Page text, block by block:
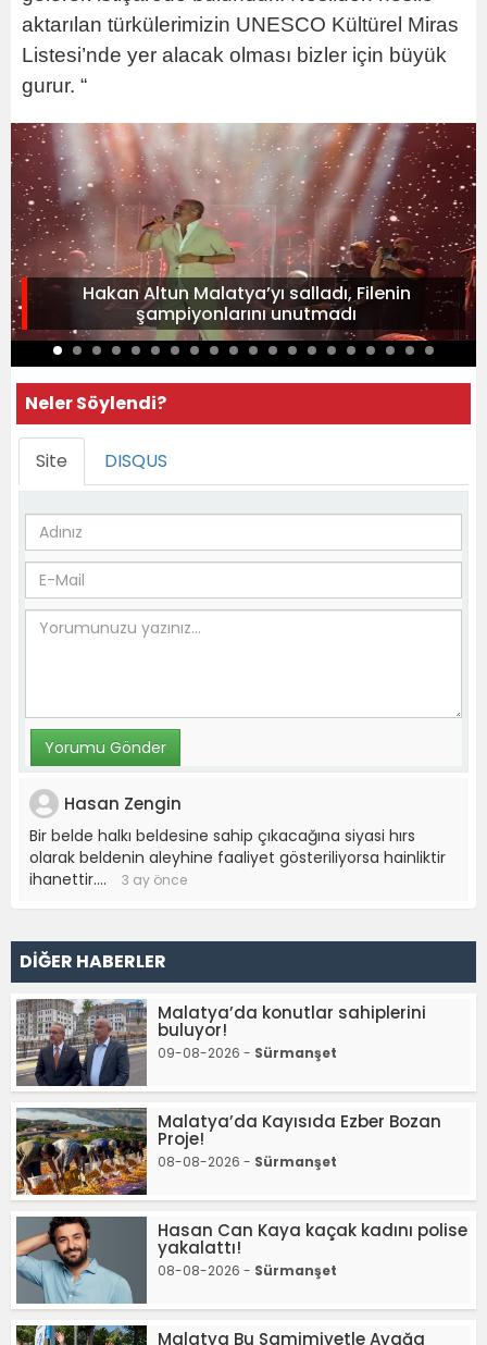
aktarılan türkülerimizin UNESCO Kültürel Miras
Listesi’nde yer alacak olması bizler için büyük
gurur. “
Hakan Altun Malatya’yı salladı, Filenin
şampiyonlarını unutmadı
Neler Söylendi?
Site DISQUS
Hasan Zengin
Bir belde halkı beldesine sahip çıkacağına siyasi hırs
olarak beldenin aleyhine faaliyet gösteriliyorsa hainliktir
ihanettir….
3 ay önce
DİĞER HABERLER
Malatya’da konutlar sahiplerini
buluyor!
09-08-2026 - Sürmanşet
Malatya’da Kayısıda Ezber Bozan
Proje!
08-08-2026 - Sürmanşet
Hasan Can Kaya kaçak kadını polise
yakalattı!
08-08-2026 - Sürmanşet
Malatya Bu Samimiyetle Ayağa